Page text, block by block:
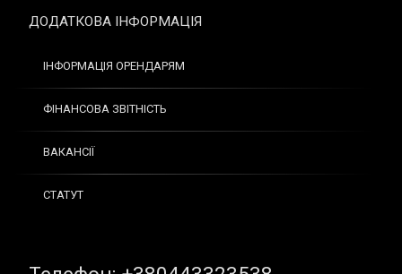
ДОДАТКОВА ІНФОРМАЦІЯ
ІНФОРМАЦІЯ ОРЕНДАРЯМ
ФІНАНСОВА ЗВІТНІСТЬ
ВАКАНСІЇ
СТАТУТ